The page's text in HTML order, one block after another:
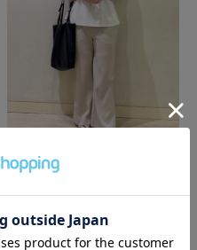
新潟伊勢丹7-IDconcept.